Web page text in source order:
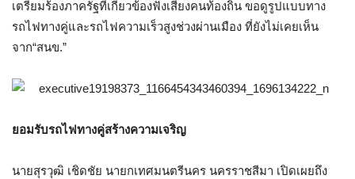
เตรียมร้องภาครัฐที่เกี่ยวข้องฟังเสียงคนท้องถิ่น ขอดูรูปแบบทาง
รถไฟทางคู่และรถไฟความเร็วสูงช่วงผ่านเมือง ที่ยังไม่เคยเห็น
จาก“สนข.”
ยอมรับรถไฟทางคู่สร้างความเจริญ
นายสุรวุฒิ เชิดชัย นายกเทศมนตรีนคร นครราชสีมา เปิดเผยถึง